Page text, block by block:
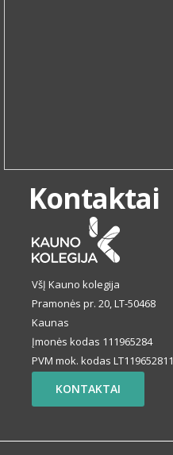
Kontaktai
VšĮ Kauno kolegija
Pramonės pr. 20, LT-50468
Kaunas
Įmonės kodas 111965284
PVM mok. kodas LT119652811
KONTAKTAI